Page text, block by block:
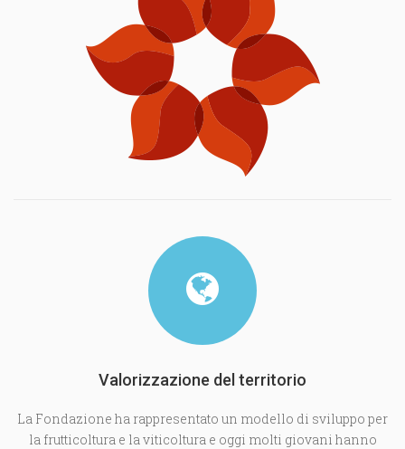
Valorizzazione del territorio
La Fondazione ha rappresentato un modello di sviluppo per
la frutticoltura e la viticoltura e oggi molti giovani hanno